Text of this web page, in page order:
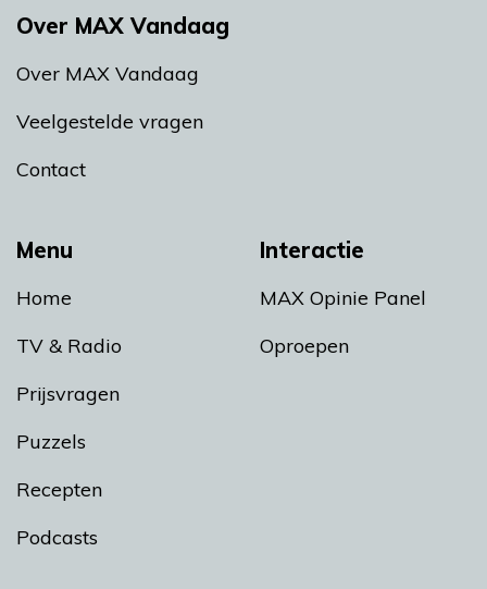
Menu
Home
TV & Radio
Prijsvragen
Puzzels
Recepten
Podcasts
Interactie
MAX Opinie Panel
Oproepen
Over MAX Vandaag
Over MAX Vandaag
Veelgestelde vragen
Contact